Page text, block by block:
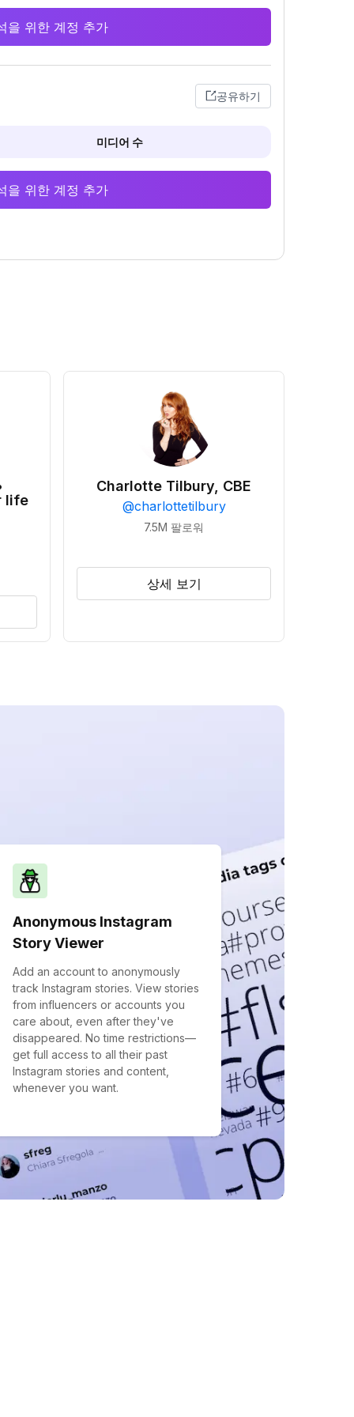
을 위한 계정 추가
공유하기
미디어 수
을 위한 계정 추가
life
Charlotte Tilbury, CBE
@charlottetilbury
7.5M 팔로워
상세 보기
Anonymous Instagram
Story Viewer
Add an account to anonymously
track Instagram stories. View stories
from influencers or accounts you
care about, even after they've
disappeared. No time restrictions—
get full access to all their past
Instagram stories and content,
whenever you want.